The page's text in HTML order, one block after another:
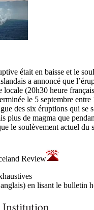
était en baisse et le
a annoncé que
(20h30 heure
le 5 septembre entre
des six éruptions qui
plus de magma que
le soulèvement actuel du
Review
en lisant le bulletin